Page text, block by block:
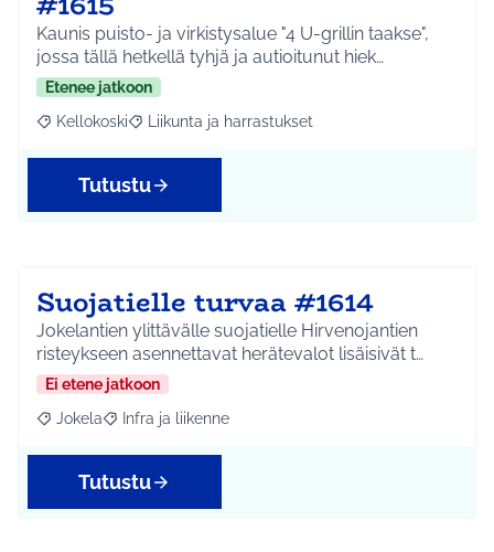
Kaunis puisto- ja virkistysalue "4 U-grillin taakse",
jossa tällä hetkellä tyhjä ja autioitunut hiek…
Etenee jatkoon
Rajaa tulokset aihepiirin mukaan: Kellokoski
Kellokoski Rajaa tulokset teeman mukaan: Liikunta ja
Liikunta ja harrastukset
Tutustu
Suojatielle turvaa #1614
Jokelantien ylittävälle suojatielle Hirvenojantien
risteykseen asennettavat herätevalot lisäisivät t…
Ei etene jatkoon
Rajaa tulokset aihepiirin mukaan: Jokela
Jokela Rajaa tulokset teeman mukaan: Infra ja liikenne
Infra ja liikenne
Tutustu